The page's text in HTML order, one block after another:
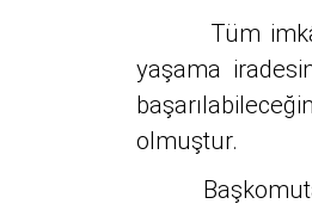
Tüm
yaşama
olmuştur.
Başkomutan